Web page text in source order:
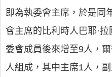
即為執委會主席，於是同
會主席的比利時人巴耶·
委會成員後來增至9人，
人組成，其中主席1人，